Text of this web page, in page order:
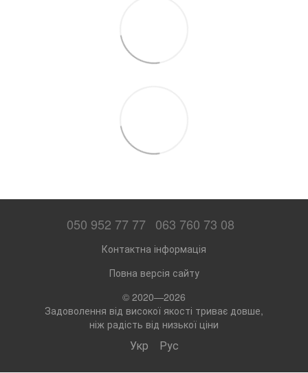
050 952 77 77 063 760 73 08
Контактна інформація
Повна версія сайту
© 2020—2026
Задоволення від високої якості триває довше,
ніж радість від низької ціни
Укр Рус